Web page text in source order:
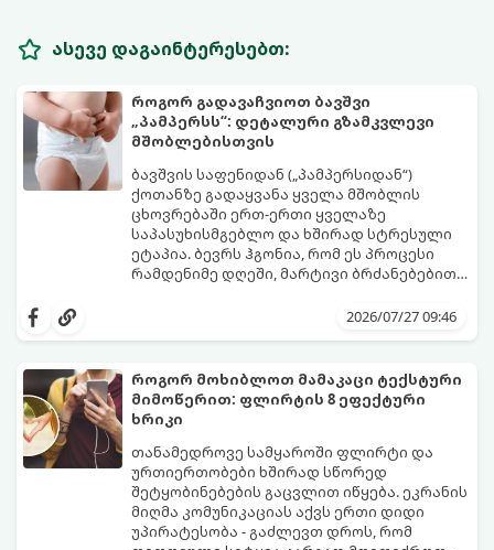
ასევე დაგაინტერესებთ:
როგორ გადავაჩვიოთ ბავშვი
„პამპერსს“: დეტალური გზამკვლევი
მშობლებისთვის
ბავშვის საფენიდან („პამპერსიდან“)
ქოთანზე გადაყვანა ყველა მშობლის
ცხოვრებაში ერთ-ერთი ყველაზე
საპასუხისმგებლო და ხშირად სტრესული
ეტაპია. ბევრს ჰგონია, რომ ეს პროცესი
რამდენიმე დღეში, მარტივი ბრძანებებით
ფიზიოლოგიური და ფსიქოლოგიური
მოთმინებას მოითხოვს.
როგორ გახადოთ ეს პროცესი2026/07/27 09:46
როგორ მოხიბლოთ მამაკაცი ტექსტური
მიმოწერით: ფლირტის 8 ეფექტური
ხრიკი
თანამედროვე სამყაროში ფლირტი და
ურთიერთობები ხშირად სწორედ
შეტყობინებების გაცვლით იწყება. ეკრანის
მიღმა კომუნიკაციას აქვს ერთი დიდი
უპირატესობა - გაძლევთ დროს, რომ